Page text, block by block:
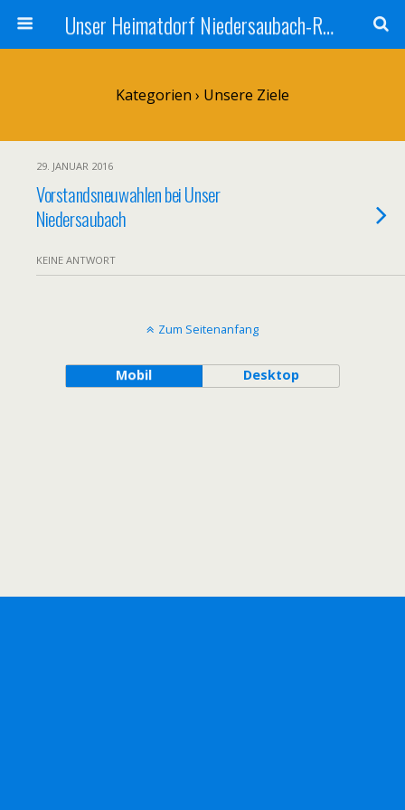
Unser Heimatdorf Niedersaubach-Rümmelbach
Kategorien › Unsere Ziele
29. JANUAR 2016
Vorstandsneuwahlen bei Unser
Niedersaubach
KEINE ANTWORT
Zum Seitenanfang
Mobil Desktop